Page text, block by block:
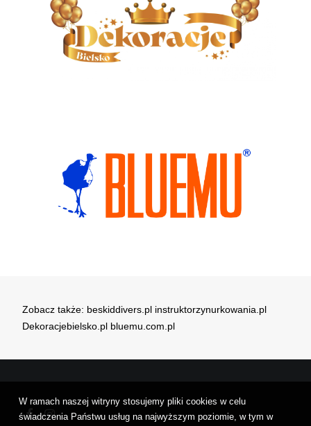
Zobacz także: beskiddivers.pl instruktorzynurkowania.pl
Dekoracjebielsko.pl bluemu.com.pl
W ramach naszej witryny stosujemy pliki cookies w celu
świadczenia Państwu usług na najwyższym poziomie, w tym w